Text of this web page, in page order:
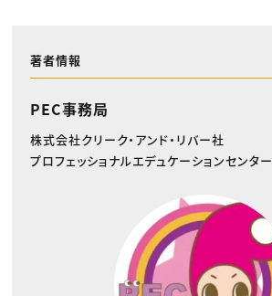
著者情報
PEC事務局
株式会社クリーク・アンド・リバー社
プロフェッショナルエデュケーションセンター